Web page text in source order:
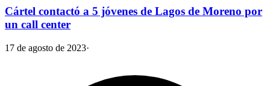
Cártel contactó a 5 jóvenes de Lagos de Moreno por
un call center
17 de agosto de 2023·